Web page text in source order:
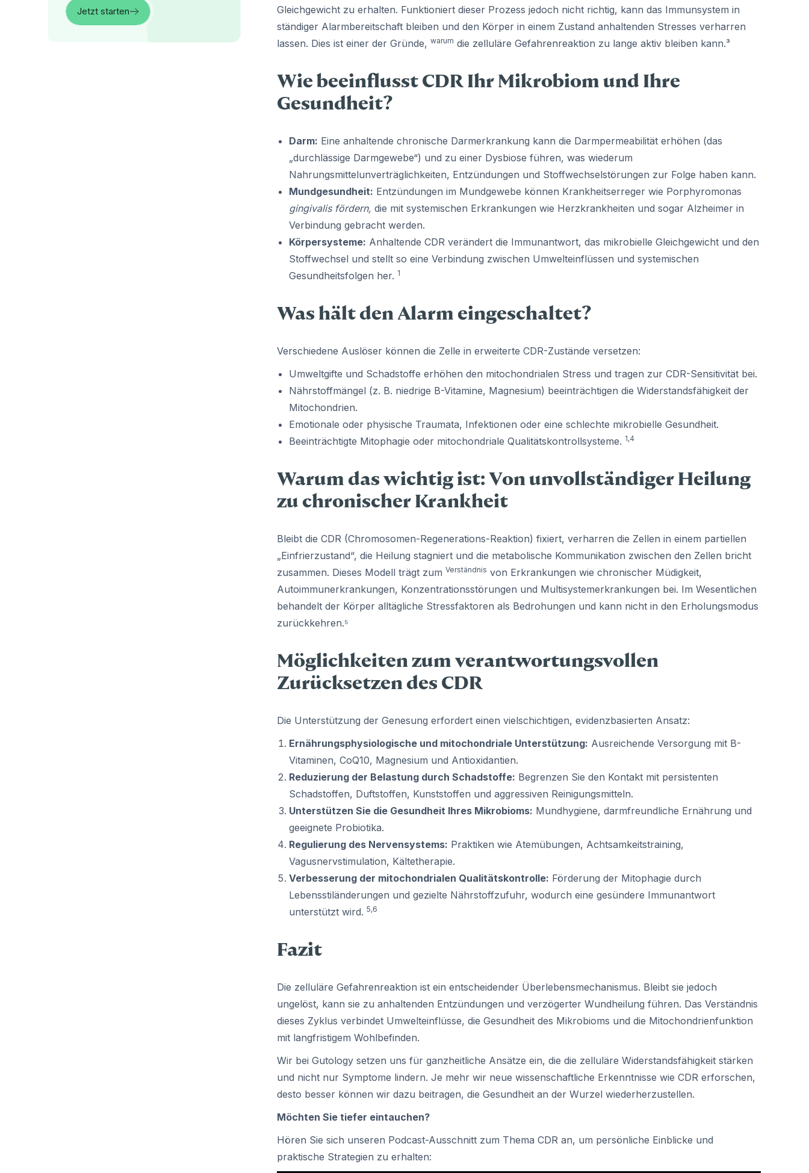
Jetzt starten
Gleichgewicht zu erhalten. Funktioniert dieser Prozess jedoch nicht richtig, kann das Immunsystem in
ständiger Alarmbereitschaft bleiben und den Körper in einem Zustand anhaltenden Stresses verharren
lassen. Dies ist einer der Gründe, warum die zelluläre Gefahrenreaktion zu lange aktiv bleiben kann.³
Wie beeinflusst CDR Ihr Mikrobiom und Ihre
Gesundheit?
Darm: Eine anhaltende chronische Darmerkrankung kann die Darmpermeabilität erhöhen (das
„durchlässige Darmgewebe“) und zu einer Dysbiose führen, was wiederum
Nahrungsmittelunverträglichkeiten, Entzündungen und Stoffwechselstörungen zur Folge haben kann.
Mundgesundheit: Entzündungen im Mundgewebe können Krankheitserreger wie Porphyromonas
gingivalis fördern, die mit systemischen Erkrankungen wie Herzkrankheiten und sogar Alzheimer in
Verbindung gebracht werden.
Körpersysteme: Anhaltende CDR verändert die Immunantwort, das mikrobielle Gleichgewicht und den
Stoffwechsel und stellt so eine Verbindung zwischen Umwelteinflüssen und systemischen
Gesundheitsfolgen her. 1
Was hält den Alarm eingeschaltet?
Verschiedene Auslöser können die Zelle in erweiterte CDR-Zustände versetzen:
Umweltgifte und Schadstoffe erhöhen den mitochondrialen Stress und tragen zur CDR-Sensitivität bei.
Nährstoffmängel (z. B. niedrige B-Vitamine, Magnesium) beeinträchtigen die Widerstandsfähigkeit der
Mitochondrien.
Emotionale oder physische Traumata, Infektionen oder eine schlechte mikrobielle Gesundheit.
Beeinträchtigte Mitophagie oder mitochondriale Qualitätskontrollsysteme. 1,4
Warum das wichtig ist: Von unvollständiger Heilung
zu chronischer Krankheit
Bleibt die CDR (Chromosomen-Regenerations-Reaktion) fixiert, verharren die Zellen in einem partiellen
„Einfrierzustand“, die Heilung stagniert und die metabolische Kommunikation zwischen den Zellen bricht
zusammen. Dieses Modell trägt zum Verständnis von Erkrankungen wie chronischer Müdigkeit,
Autoimmunerkrankungen, Konzentrationsstörungen und Multisystemerkrankungen bei. Im Wesentlichen
behandelt der Körper alltägliche Stressfaktoren als Bedrohungen und kann nicht in den Erholungsmodus
zurückkehren.⁵
Möglichkeiten zum verantwortungsvollen
Zurücksetzen des CDR
Die Unterstützung der Genesung erfordert einen vielschichtigen, evidenzbasierten Ansatz:
Ernährungsphysiologische und mitochondriale Unterstützung: Ausreichende Versorgung mit B-
Vitaminen, CoQ10, Magnesium und Antioxidantien.
Reduzierung der Belastung durch Schadstoffe: Begrenzen Sie den Kontakt mit persistenten
Schadstoffen, Duftstoffen, Kunststoffen und aggressiven Reinigungsmitteln.
Unterstützen Sie die Gesundheit Ihres Mikrobioms: Mundhygiene, darmfreundliche Ernährung und
geeignete Probiotika.
Regulierung des Nervensystems: Praktiken wie Atemübungen, Achtsamkeitstraining,
Vagusnervstimulation, Kältetherapie.
Verbesserung der mitochondrialen Qualitätskontrolle: Förderung der Mitophagie durch
Lebensstiländerungen und gezielte Nährstoffzufuhr, wodurch eine gesündere Immunantwort
unterstützt wird. 5,6
Fazit
Die zelluläre Gefahrenreaktion ist ein entscheidender Überlebensmechanismus. Bleibt sie jedoch
ungelöst, kann sie zu anhaltenden Entzündungen und verzögerter Wundheilung führen. Das Verständnis
dieses Zyklus verbindet Umwelteinflüsse, die Gesundheit des Mikrobioms und die Mitochondrienfunktion
mit langfristigem Wohlbefinden.
Wir bei Gutology setzen uns für ganzheitliche Ansätze ein, die die zelluläre Widerstandsfähigkeit stärken
und nicht nur Symptome lindern. Je mehr wir neue wissenschaftliche Erkenntnisse wie CDR erforschen,
desto besser können wir dazu beitragen, die Gesundheit an der Wurzel wiederherzustellen.
Möchten Sie tiefer eintauchen?
Hören Sie sich unseren Podcast-Ausschnitt zum Thema CDR an, um persönliche Einblicke und
praktische Strategien zu erhalten: